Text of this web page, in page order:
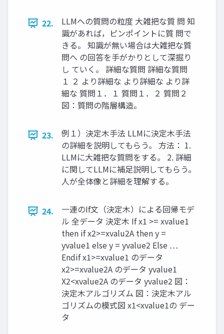
22.
LLMへの質問の粒度 大雑把な質 問 知
識があれば，ピンポイントに質 問で
きる。 知識が無い場合は大雑把な質
問へ の回答を手がかりとして深掘り
し ていく。 詳細な質問 詳細な質問
１ ２ より詳細な より詳細な より詳
細な 質問１．１ 質問１．２ 質問２
図：質問の階層構造。
23.
例１）決定木手法 LLMに決定木手法
の詳細を説明してもらう。 方法： 1.
LLMに大雑把な質問をする。 2. 詳細
に関してLLMに補足説明してもらう。
人が全体像と詳細を理解する。
24.
一連のIf文（決定木）による回帰モデ
ル 全データ 決定木 If x1 >= xvalue1
then if x2>=xvalu2A then y =
yvalue1 else y = yvalue2 Else …
Endif x1>=xvalue1 のデータ
x2>=xvalue2A のデータ yvalue1
X2<xvalue2A のデータ yvalue2 図：
決定木アルゴリズム 図：決定木アル
ゴリズムの模式図 x1<xvalue1の デー
タ